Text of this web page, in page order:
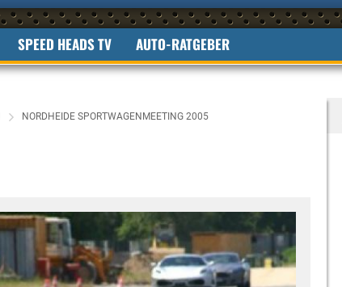
SPEED HEADS TV AUTO-RATGEBER
NORDHEIDE SPORTWAGENMEETING 2005